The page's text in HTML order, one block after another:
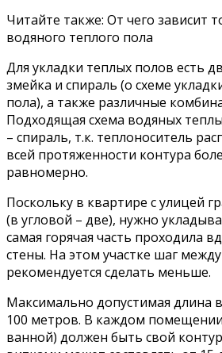
Читайте также: От чего зависит
водяного теплого пола
Для укладки теплых полов есть
змейка и спираль (о схеме
пола), а также различные
Подходящая схема водяных
– спираль, т.к. теплоноситель
всей протяженности контура
равномерно.
Поскольку в квартире с улицей
(в угловой – две), нужно
самая горячая часть проходила
стены. На этом участке шаг
рекомендуется сделать меньше.
Максимально допустимая длина
100 метров. В каждом помещении
ванной) должен быть свой